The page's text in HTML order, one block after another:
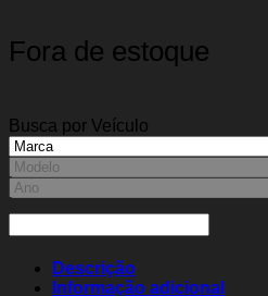
Fora de estoque
Busca por Veículo
Descrição
Informação adicional